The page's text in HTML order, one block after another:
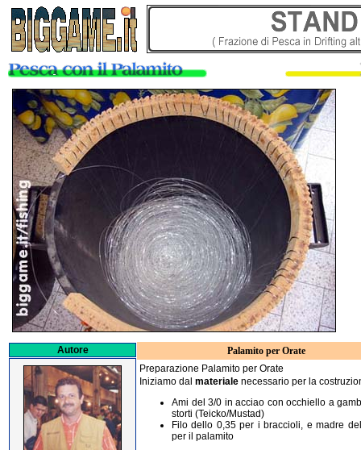
Autore
Palamito per Orate
Preparazione Palamito per Orate
Iniziamo dal materiale necessario per la
Ami del 3/0 in acciao con occhiello a
storti (Teicko/Mustad)
Filo dello 0,35 per i braccioli, e madre
per il palamito